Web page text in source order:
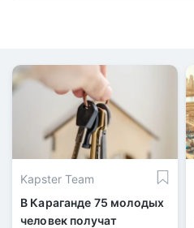
Kapster Team
В Караганде 75 молодых
человек получат